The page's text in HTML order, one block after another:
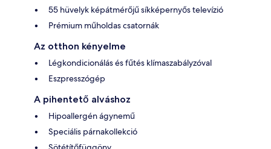
55 hüvelyk képátmérőjű síkképernyős televízió
Prémium műholdas csatornák
Az otthon kényelme
Légkondicionálás és fűtés klímaszabályzóval
Eszpresszógép
A pihentető alváshoz
Hipoallergén ágynemű
Speciális párnakollekció